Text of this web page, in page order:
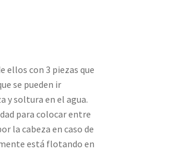
ellos con 3 piezas que
se pueden ir
y soltura en el agua.
para colocar entre
la cabeza en caso de
está flotando en